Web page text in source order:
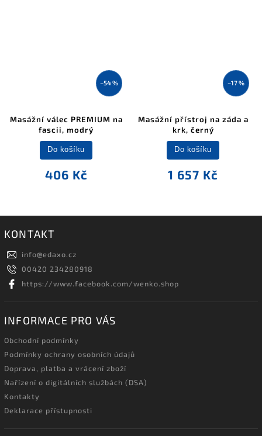
–54 %
Masážní válec PREMIUM na
fascii, modrý
406 Kč
Do košíku
–17 %
Masážní přístroj na záda a
krk, černý
1 657 Kč
Do košíku
KONTAKT
info@edaxo.cz
00420 234280918
https://www.facebook.com/wenko.shop
INFORMACE PRO VÁS
Obchodní podmínky
Podmínky ochrany osobních údajů
Doprava, platba a vrácení zboží
Nařízení o digitálních službách (DSA)
Kontakty
Deklarace přístupnosti